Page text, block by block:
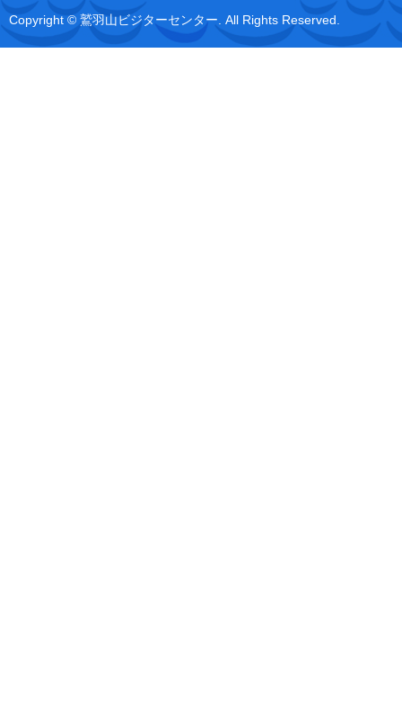
Copyright © 鷲羽山ビジターセンター. All Rights Reserved.